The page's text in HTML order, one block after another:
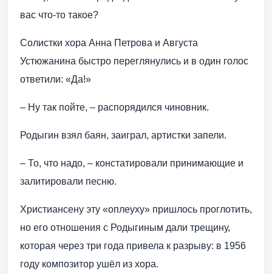
вас что-то такое?
Солистки хора Анна Петрова и Августа
Устюжанина быстро переглянулись и в один голос
ответили: «Да!»
– Ну так пойте, – распорядился чиновник.
Родыгин взял баян, заиграл, артистки запели.
– То, что надо, – констатировали принимающие и
залитировали песню.
Христиансену эту «оплеуху» пришлось проглотить,
но его отношения с Родыгиным дали трещину,
которая через три года привела к разрыву: в 1956
году композитор ушёл из хора.